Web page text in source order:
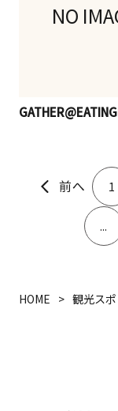
NO
1
...
HOME 観光ス